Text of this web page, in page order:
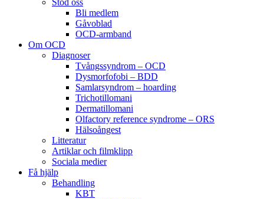
Bli medlem
Gåvoblad
OCD-armband
Om OCD
Diagnoser
Tvångssyndrom – OCD
Dysmorfofobi – BDD
Samlarsyndrom – hoarding
Trichotillomani
Dermatillomani
Olfactory reference syndrome – ORS
Hälsoångest
Litteratur
Artiklar och filmklipp
Sociala medier
Få hjälp
Behandling
KBT